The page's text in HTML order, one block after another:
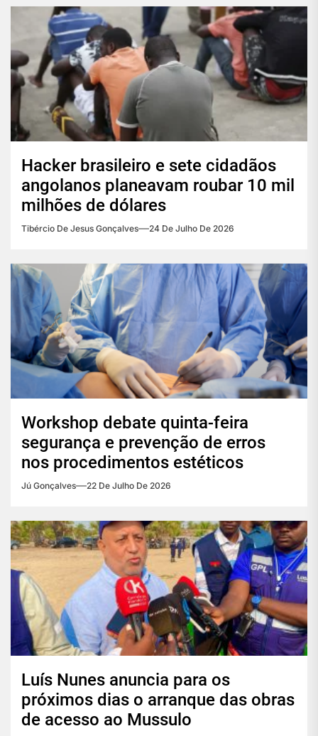
Hacker brasileiro e sete cidadãos
angolanos planeavam roubar 10 mil
milhões de dólares
Tibércio De Jesus Gonçalves 24 De Julho De 2026
Workshop debate quinta-feira
segurança e prevenção de erros
nos procedimentos estéticos
Jú Gonçalves 22 De Julho De 2026
Luís Nunes anuncia para os
próximos dias o arranque das obras
de acesso ao Mussulo